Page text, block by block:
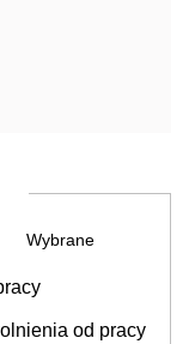
Wybrane
od pracy